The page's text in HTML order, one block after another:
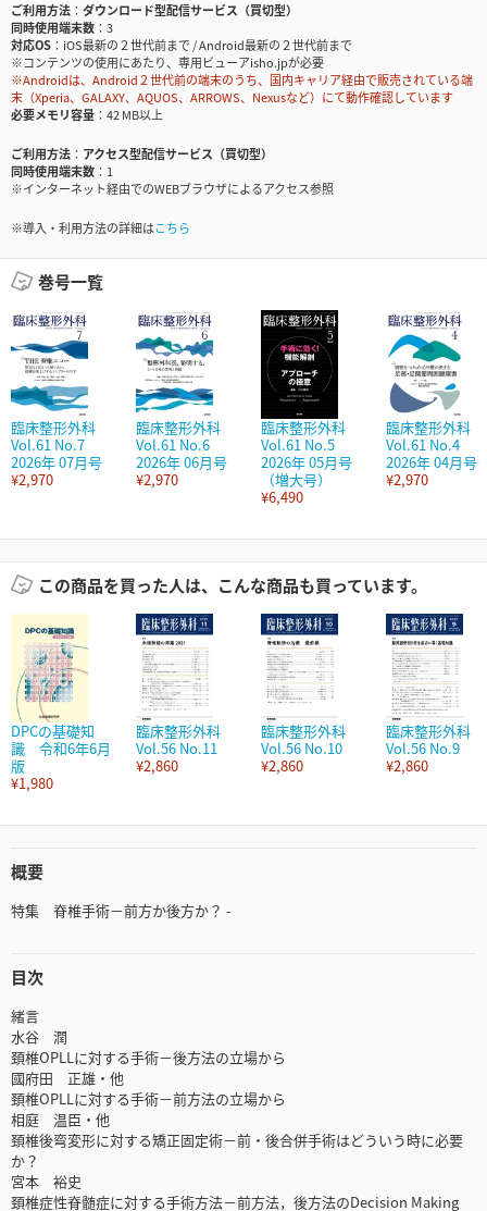
ご利用方法
ダウンロード型配信サービス（買切型）
同時使用端末数
3
対応OS
iOS最新の２世代前まで / Android最新の２世代前まで
※コンテンツの使用にあたり、専用ビューアisho.jpが必要
※Androidは、Android２世代前の端末のうち、国内キャリア経由で販売されている端
末（Xperia、GALAXY、AQUOS、ARROWS、Nexusなど）にて動作確認しています
必要メモリ容量
42 MB以上
ご利用方法
アクセス型配信サービス（買切型）
同時使用端末数
1
※インターネット経由でのWEBブラウザによるアクセス参照
※導入・利用方法の詳細はこちら
巻号一覧
臨床整形外科
Vol.61 No.7
2026年 07月号
¥2,970
臨床整形外科
Vol.61 No.6
2026年 06月号
¥2,970
臨床整形外科
Vol.61 No.5
2026年 05月号
（増大号）
¥6,490
臨床整形外科
Vol.61 No.4
2026年 04月号
¥2,970
この商品を買った人は、こんな商品も買っています。
DPCの基礎知
識 令和6年6月
版
¥1,980
臨床整形外科
Vol.56 No.11
¥2,860
臨床整形外科
Vol.56 No.10
¥2,860
臨床整形外科
Vol.56 No.9
¥2,860
概要
特集 脊椎手術－前方か後方か？ -
目次
緒言
水谷 潤
頚椎OPLLに対する手術－後方法の立場から
國府田 正雄・他
頚椎OPLLに対する手術－前方法の立場から
相庭 温臣・他
頚椎後弯変形に対する矯正固定術－前・後合併手術はどういう時に必要
か？
宮本 裕史
頚椎症性脊髄症に対する手術方法－前方法，後方法のDecision Making